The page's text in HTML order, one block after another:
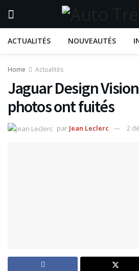
ACTUALITÉS NOUVEAUTÉS
Home Actualités
Jaguar Design
photos ont fuités
par Jean Leclerc 2